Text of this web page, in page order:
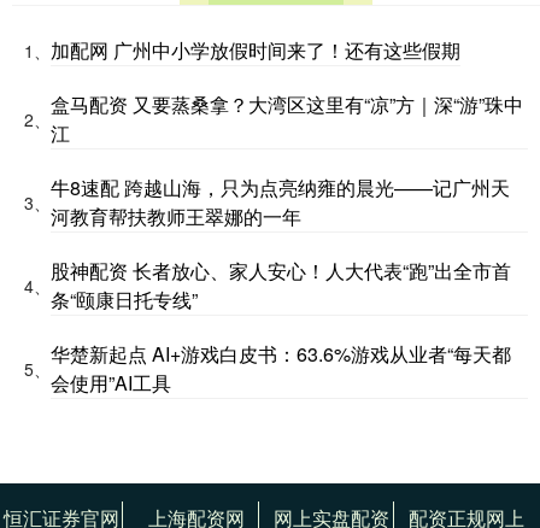
1、 加配网 广州中小学放假时间来了！还有这些假期
2、
盒马配资 又要蒸桑拿？大湾区这里有“凉”方｜深“游”珠中
江
3、
牛8速配 跨越山海，只为点亮纳雍的晨光——记广州天
河教育帮扶教师王翠娜的一年
4、
股神配资 长者放心、家人安心！人大代表“跑”出全市首
条“颐康日托专线”
5、
华楚新起点 AI+游戏白皮书：63.6%游戏从业者“每天都
会使用”AI工具
恒汇证券官网 上海配资网 网上实盘配资 配资正规网上